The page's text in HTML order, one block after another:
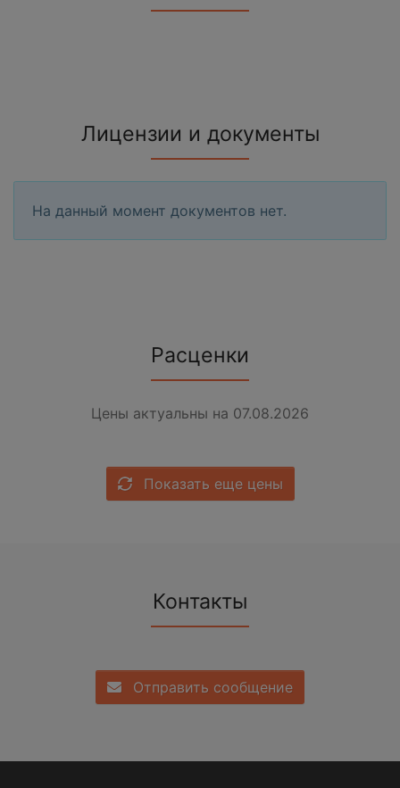
Лицензии и документы
На данный момент документов нет.
Расценки
Цены актуальны на 07.08.2026
Показать еще цены
Контакты
Отправить сообщение